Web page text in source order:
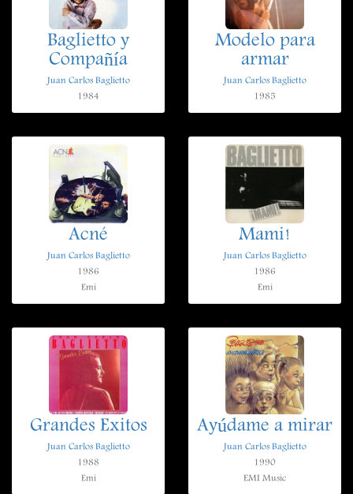
Baglietto y
Compañía
Juan Carlos Baglietto
1984
Modelo para
armar
Juan Carlos Baglietto
1985
Acné
Juan Carlos Baglietto
1986
Emi
Mami!
Juan Carlos Baglietto
1986
Emi
Grandes Exitos
Juan Carlos Baglietto
1988
Emi
Ayúdame a mirar
Juan Carlos Baglietto
1990
EMI Music